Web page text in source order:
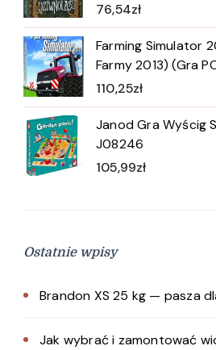
76,54zł
Farming Simulator
Farmy 2013) (Gra
110,25zł
Janod Gra Wyścig
J08246
105,99zł
Ostatnie wpisy
Brandon XS 25 kg — pasza
Jak wybrać i zamontować